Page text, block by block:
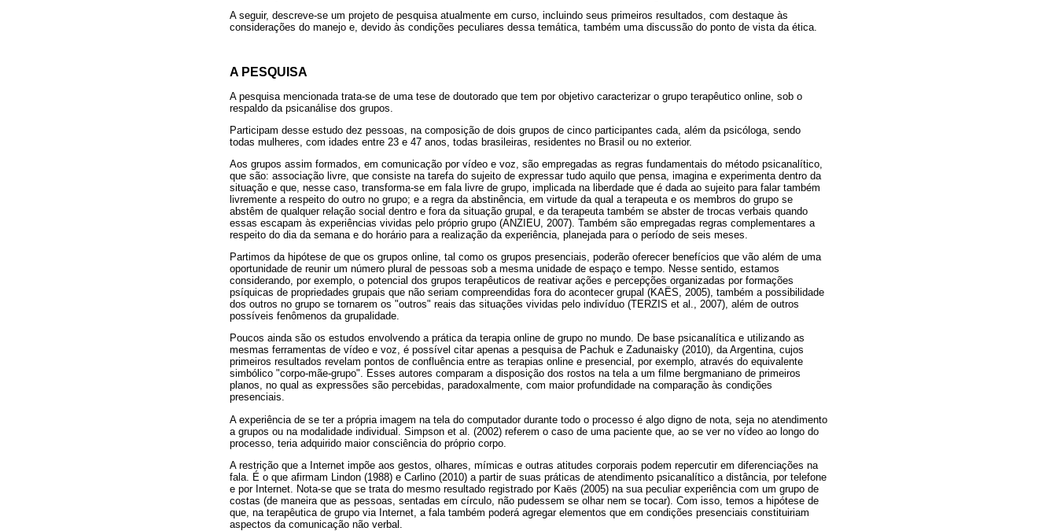
A seguir, descreve-se um projeto de pesquisa atualmente em curso, incluindo seus primeiros resultados, com destaque às
considerações do manejo e, devido às condições peculiares dessa temática, também uma discussão do ponto de vista da ética.
A PESQUISA
A pesquisa mencionada trata-se de uma tese de doutorado que tem por objetivo caracterizar o grupo terapêutico online, sob o
respaldo da psicanálise dos grupos.
Participam desse estudo dez pessoas, na composição de dois grupos de cinco participantes cada, além da psicóloga, sendo
todas mulheres, com idades entre 23 e 47 anos, todas brasileiras, residentes no Brasil ou no exterior.
Aos grupos assim formados, em comunicação por vídeo e voz, são empregadas as regras fundamentais do método psicanalítico,
que são: associação livre, que consiste na tarefa do sujeito de expressar tudo aquilo que pensa, imagina e experimenta dentro da
situação e que, nesse caso, transforma-se em fala livre de grupo, implicada na liberdade que é dada ao sujeito para falar também
livremente a respeito do outro no grupo; e a regra da abstinência, em virtude da qual a terapeuta e os membros do grupo se
abstêm de qualquer relação social dentro e fora da situação grupal, e da terapeuta também se abster de trocas verbais quando
essas escapam às experiências vividas pelo próprio grupo (ANZIEU, 2007). Também são empregadas regras complementares a
respeito do dia da semana e do horário para a realização da experiência, planejada para o período de seis meses.
Partimos da hipótese de que os grupos online, tal como os grupos presenciais, poderão oferecer benefícios que vão além de uma
oportunidade de reunir um número plural de pessoas sob a mesma unidade de espaço e tempo. Nesse sentido, estamos
considerando, por exemplo, o potencial dos grupos terapêuticos de reativar ações e percepções organizadas por formações
psíquicas de propriedades grupais que não seriam compreendidas fora do acontecer grupal (KAËS, 2005), também a possibilidade
dos outros no grupo se tornarem os "outros" reais das situações vividas pelo indivíduo (TERZIS et al., 2007), além de outros
possíveis fenômenos da grupalidade.
Poucos ainda são os estudos envolvendo a prática da terapia online de grupo no mundo. De base psicanalítica e utilizando as
mesmas ferramentas de vídeo e voz, é possível citar apenas a pesquisa de Pachuk e Zadunaisky (2010), da Argentina, cujos
primeiros resultados revelam pontos de confluência entre as terapias online e presencial, por exemplo, através do equivalente
simbólico "corpo-mãe-grupo". Esses autores comparam a disposição dos rostos na tela a um filme bergmaniano de primeiros
planos, no qual as expressões são percebidas, paradoxalmente, com maior profundidade na comparação às condições
presenciais.
A experiência de se ter a própria imagem na tela do computador durante todo o processo é algo digno de nota, seja no atendimento
a grupos ou na modalidade individual. Simpson et al. (2002) referem o caso de uma paciente que, ao se ver no vídeo ao longo do
processo, teria adquirido maior consciência do próprio corpo.
A restrição que a Internet impõe aos gestos, olhares, mímicas e outras atitudes corporais podem repercutir em diferenciações na
fala. É o que afirmam Lindon (1988) e Carlino (2010) a partir de suas práticas de atendimento psicanalítico a distância, por telefone
e por Internet. Nota-se que se trata do mesmo resultado registrado por Kaës (2005) na sua peculiar experiência com um grupo de
costas (de maneira que as pessoas, sentadas em círculo, não pudessem se olhar nem se tocar). Com isso, temos a hipótese de
que, na terapêutica de grupo via Internet, a fala também poderá agregar elementos que em condições presenciais constituiriam
aspectos da comunicação não verbal.